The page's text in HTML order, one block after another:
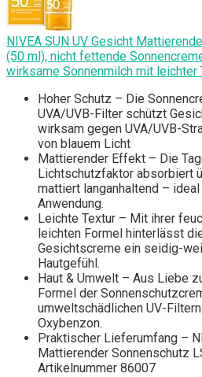
NIVEA SUN UV Gesicht
(50 ml), nicht fettende
wirksame Sonnenmilch mit leichter
Hoher Schutz – Die
UVA/UVB-Filter schützt
wirksam gegen UVA/UVB-
von blauem Licht
Mattierender Effekt – Die
Lichtschutzfaktor absorbiert
mattiert langanhaltend –
Anwendung.
Leichte Textur – Mit ihrer
leichten Formel hinterlässt
Gesichtscreme ein seidig-
Hautgefühl.
Haut & Umwelt – Aus Liebe
Formel der
umweltschädlichen UV-
Oxybenzon.
Praktischer Lieferumfang –
Mattierender Sonnenschutz
Artikelnummer 86007